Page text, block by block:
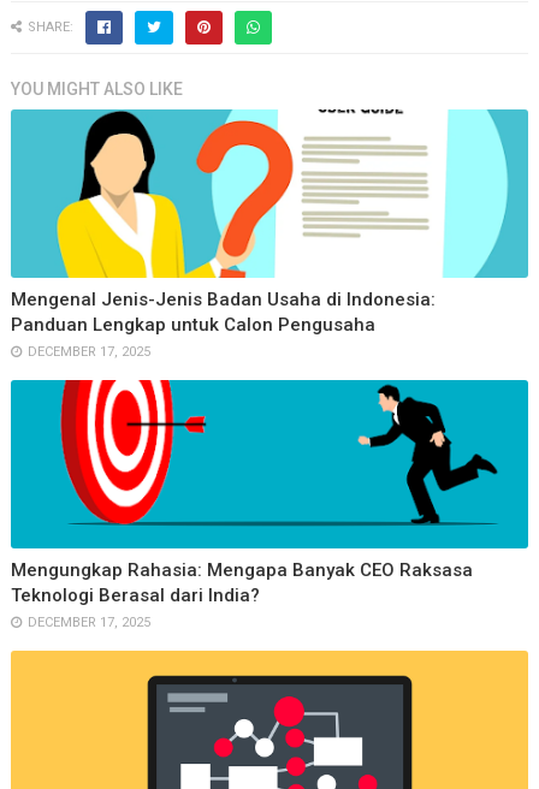
SHARE:
YOU MIGHT ALSO LIKE
Mengenal Jenis-Jenis Badan Usaha di Indonesia:
Panduan Lengkap untuk Calon Pengusaha
DECEMBER 17, 2025
Mengungkap Rahasia: Mengapa Banyak CEO Raksasa
Teknologi Berasal dari India?
DECEMBER 17, 2025